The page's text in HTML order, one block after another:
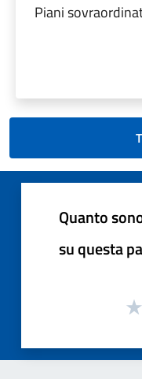
Piani
Quanto
su questa